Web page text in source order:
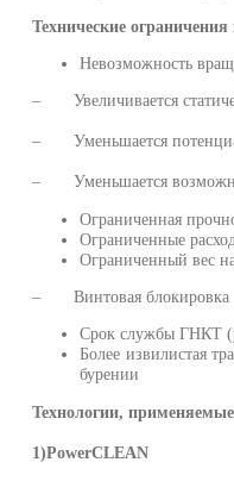
Технические
Невозможность
– Увеличивается
– Уменьшается
– Уменьшается
Ограниченная
Ограниченные
Ограниченный вес
– Винтовая блокировка
Срок службы ГНКТ
Более извилистая
бурении
Технологии,
1)PowerCLEAN